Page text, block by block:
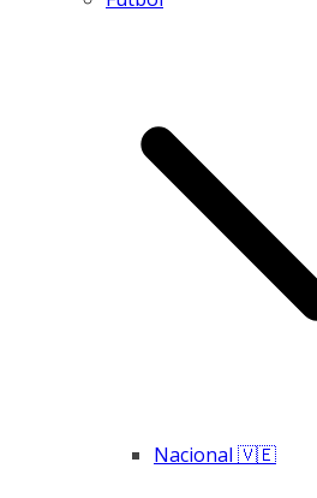
Nacional 🇻🇪